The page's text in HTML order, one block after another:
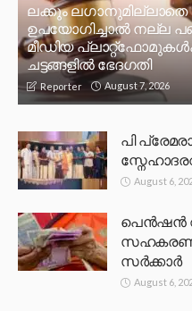
ലക്കും
ഉപയോഗിച്ചാല്‍ നല്ല
മീഡിയ
ചട്ടങ്ങളില്‍ ഭേദഗതി
Reporter August 7, 2026
പി
August 6,
പെൻഷൻ
സഹകരണ
സർക്കാർ
August 6,